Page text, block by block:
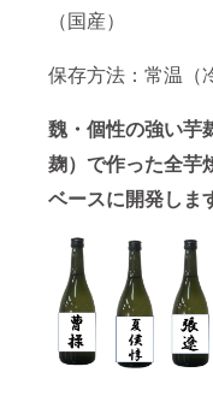
（国産）
保存方法：常温（
魏・個性の強い芋
麹）で作った全芋
ベースに開発しま